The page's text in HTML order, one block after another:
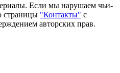
Если мы нарушаем чьи-
страницы "Контакты" с
авторских прав.